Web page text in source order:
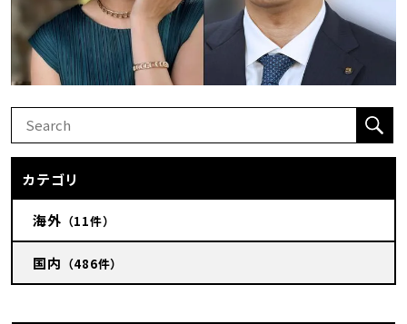
カテゴリ
海外 （11件）
国内 （486件）